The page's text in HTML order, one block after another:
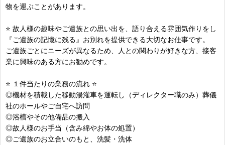
物を運ぶことがあります。
⭐ 故人様の趣味やご遺族との思い出を、語り合える雰囲気作りをし
『ご遺族の記憶に残る』お別れを提供できる大切なお仕事です。
ご遺族ごとにニーズが異なるため、人との関わりが好きな方、接客
業に興味のある方にお勧めです。
⭐ １件当たりの業務の流れ ⭐
◎機材を積載した移動湯灌車を運転し（ディレクター職のみ）葬儀
社のホールやご自宅へ訪問
◎浴槽やその他備品の搬入
◎故人様のお手当（含み綿やお体の処置）
◎ご遺族のお立合いのもと、洗髪・洗体